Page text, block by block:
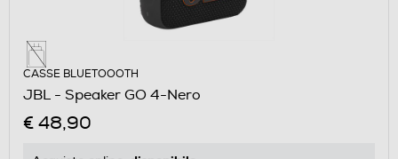
CASSE BLUETOOOTH
JBL - Speaker GO 4-Nero
€ 48,90